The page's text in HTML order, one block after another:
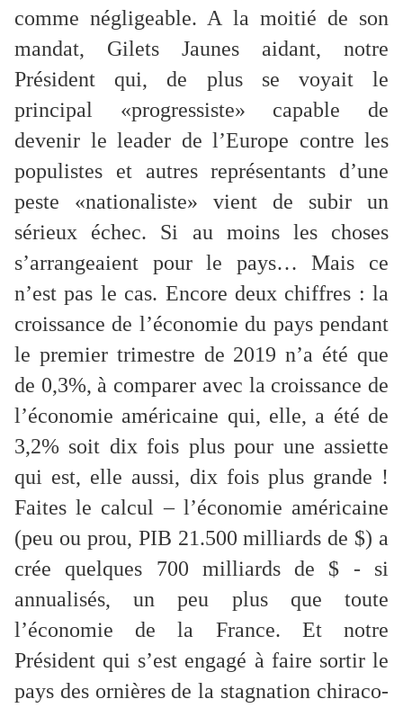
comme négligeable. A la moitié de son
mandat, Gilets Jaunes aidant, notre
Président qui, de plus se voyait le
principal «progressiste» capable de
devenir le leader de l’Europe contre les
populistes et autres représentants d’une
peste «nationaliste» vient de subir un
sérieux échec. Si au moins les choses
s’arrangeaient pour le pays… Mais ce
n’est pas le cas. Encore deux chiffres : la
croissance de l’économie du pays pendant
le premier trimestre de 2019 n’a été que
de 0,3%, à comparer avec la croissance de
l’économie américaine qui, elle, a été de
3,2% soit dix fois plus pour une assiette
qui est, elle aussi, dix fois plus grande !
Faites le calcul – l’économie américaine
(peu ou prou, PIB 21.500 milliards de $) a
crée quelques 700 milliards de $ - si
annualisés, un peu plus que toute
l’économie de la France. Et notre
Président qui s’est engagé à faire sortir le
pays des ornières de la stagnation chiraco-